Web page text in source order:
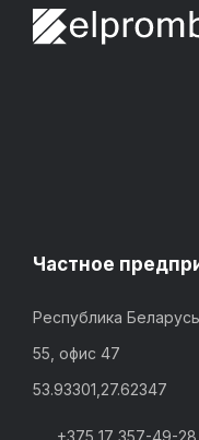
Частное
Республика
55, офис 47
53.93301,27.62347
+375 17 357-49-28